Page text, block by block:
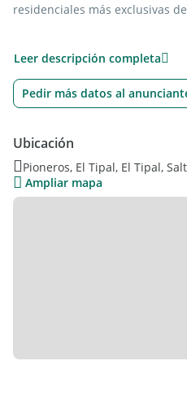
residenciales más exclusivas
42 metros de frente
109 metros de fondo
Excelente dimensión para
Un lote con medidas difíciles
quienes buscan amplitud,
desarrollo.
Leer descripción completa
Pedir más datos al
Ubicación
Pioneros, El Tipal, El Tipal,
Ampliar mapa